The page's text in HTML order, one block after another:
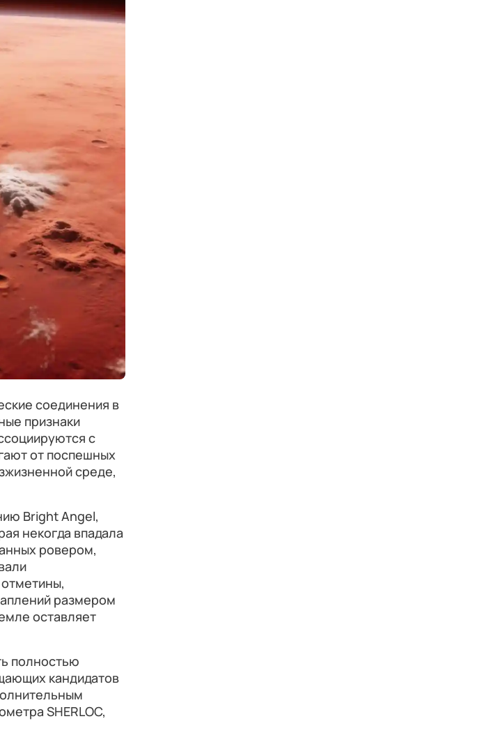
соединения в
признаки
с
от поспешных
среде,
Bright Angel,
некогда впадала
ровером,
размером
оставляет
полностью
кандидатов
SHERLOC,